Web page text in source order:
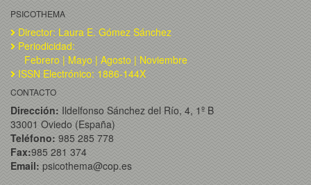
PSICOTHEMA
Director: Laura E. Gómez Sánchez
Periodicidad:
Febrero | Mayo | Agosto | Noviembre
ISSN Electrónico: 1886-144X
CONTACTO
Dirección: Ildelfonso Sánchez del Río, 4, 1º B
33001 Oviedo (España)
Teléfono: 985 285 778
Fax:985 281 374
Email: psicothema@cop.es